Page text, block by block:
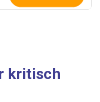
kritisch